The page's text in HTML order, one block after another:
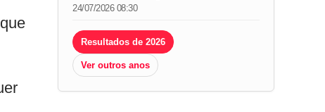
24/07/2026 08:30
Resultados de 2026
Ver outros anos